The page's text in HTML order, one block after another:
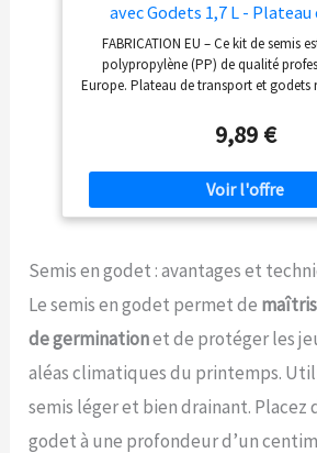
avec Godets 1,7 L - Plateau
Plastique PP Réutilisable
Intérieur Extérieur
Culture Plantation GD-
FABRICATION EU – Ce kit de semis
polypropylène (PP) de qualité
Europe. Plateau de transport et godets
COMPLET – Chaque set inclut un
des godets pour semis parfaitement
prêt à l'emploi pour une plantation
jardin, intérieur ou extérieur. GODETS
godets offrent un drainage efficace
pour stockage. RÉUTILISABLE –
conçus pour plusieurs saisons de
nettoyables. Fabriqués en
recyclables, ils s'inscrivent dans
développe des accessoires horticoles
pour les jardiniers exigeants,
professionnels, alliant durabilité,
performance.
9,89 €
Semis en godet : avantages et
Le semis en godet permet de
de germinationet de protéger les
aléas climatiques du printemps.
semis léger et bien drainant. Placez
godet à une profondeur d’un